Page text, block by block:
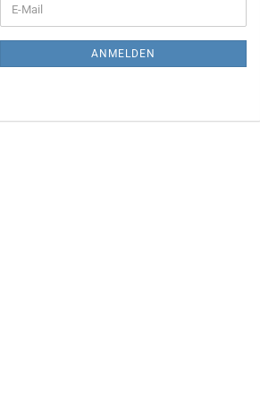
ZUR
NEWSLETTER-
E-
Mail
ANMELDEN